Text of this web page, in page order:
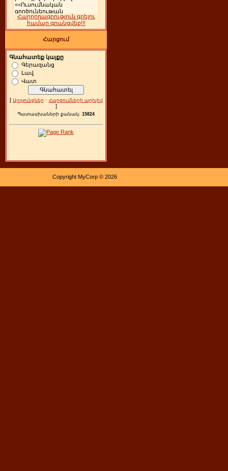
Հաղորդագրություն գրելու
համար գրանցվեք!!!
Հարցում
Գնահատեք կայքը
Գերազանց
Լավ
Վատ
[ Արդյունքներ · Հարցումների արխիվ
]
Պատասխաների քանակ: 15824
Copyright MyCorp © 2026